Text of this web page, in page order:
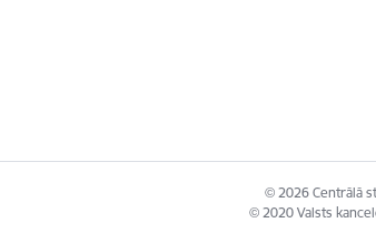
© 2026 Centrālā
© 2020 Valsts